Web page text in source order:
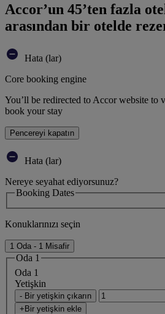
Accor’un 45’ten fazla
arasından bir otelde
Hata (lar)
Core booking engine
You’ll be redirected to Accor website to
book your stay
Pencereyi kapatın
Hata (lar)
Nereye seyahat ediyorsunuz?
Booking Dates
Konuklarınızı seçin
1 Oda - 1 Misafir
Oda 1
Oda 1
Yetişkin
- Bir yetişkin çıkarın
+Bir yetişkin ekle